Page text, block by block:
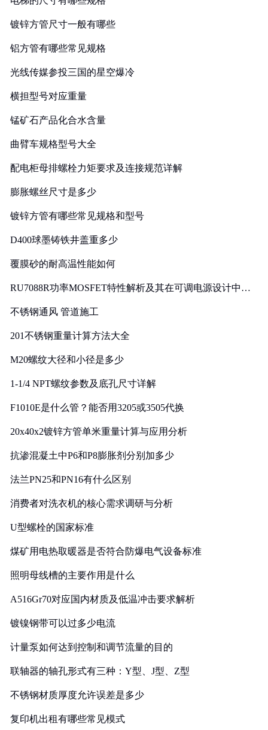
镀锌方管尺寸一般有哪些
铝方管有哪些常见规格
光线传媒参投三国的星空爆冷
横担型号对应重量
锰矿石产品化合水含量
曲臂车规格型号大全
配电柜母排螺栓力矩要求及连接规范详解
膨胀螺丝尺寸是多少
镀锌方管有哪些常见规格和型号
D400球墨铸铁井盖重多少
覆膜砂的耐高温性能如何
RU7088R功率MOSFET特性解析及其在可调电源设计中的
不锈钢通风 管道施工
201不锈钢重量计算方法大全
M20螺纹大径和小径是多少
1-1/4 NPT螺纹参数及底孔尺寸详解
F1010E是什么管？能否用3205或3505代换
20x40x2镀锌方管单米重量计算与应用分析
抗渗混凝土中P6和P8膨胀剂分别加多少
法兰PN25和PN16有什么区别
消费者对洗衣机的核心需求调研与分析
U型螺栓的国家标准
煤矿用电热取暖器是否符合防爆电气设备标准
照明母线槽的主要作用是什么
A516Gr70对应国内材质及低温冲击要求解析
镀镍钢带可以过多少电流
计量泵如何达到控制和调节流量的目的
联轴器的轴孔形式有三种：Y型、J型、Z型
不锈钢材质厚度允许误差是多少
复印机出租有哪些常见模式